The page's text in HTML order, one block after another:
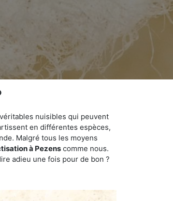
nuisibles qui peuvent
en différentes espèces,
Malgré tous les moyens
à Pezens comme nous.
adieu une fois pour de bon ?